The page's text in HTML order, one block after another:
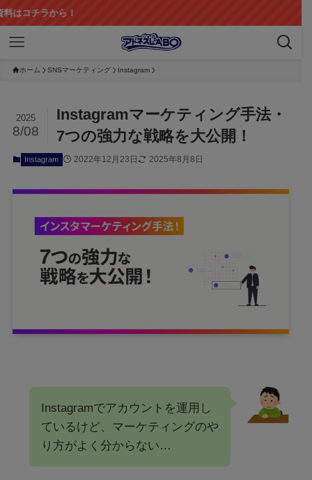
ホーム SNSマーケティング Instagram
Instagramマーケティング手法・
7つの強力な戦略を大公開！
2025
8/08
Instagram 2022年12月23日 2025年8月8日
Instagramでアカウントを運用し
ているけど、マーケティングのや
り方がよく分からない…